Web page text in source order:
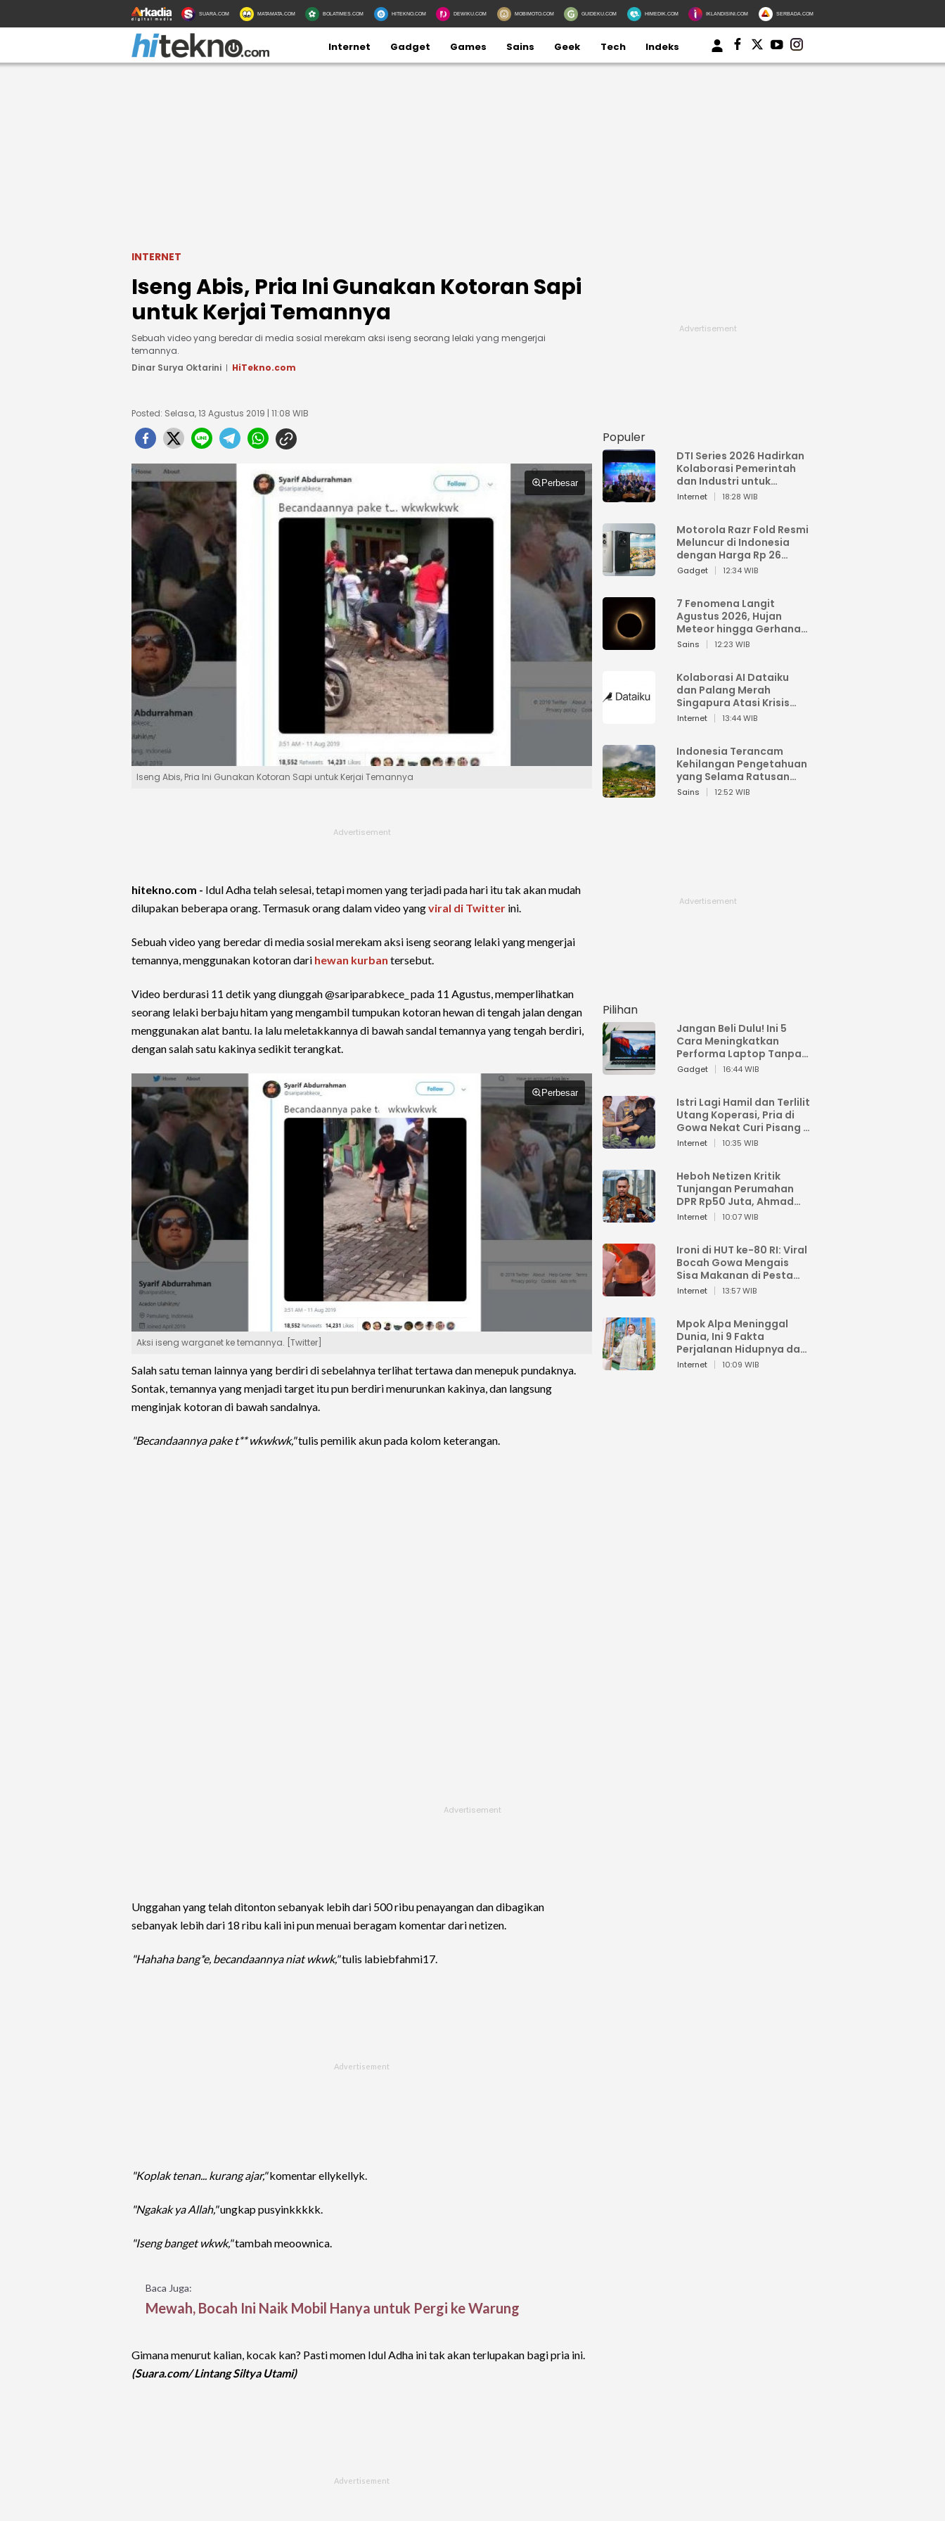
SUARA.COM MATAMATA.COM BOLATIMES.COM HITEKNO.COM DEWIKU.COM MOBIMOTO.COM GUIDEKU.COM HIMEDIK.COM IKLANDISINI.COM SERBADA.COM
Internet Gadget Games Sains Geek Tech Indeks
INTERNET
Iseng Abis, Pria Ini Gunakan Kotoran Sapi
untuk Kerjai Temannya
Sebuah video yang beredar di media sosial merekam aksi iseng seorang lelaki yang mengerjai
temannya.
Dinar Surya Oktarini
HiTekno.com
Posted: Selasa, 13 Agustus 2019 | 11:08 WIB
Perbesar
Iseng Abis, Pria Ini Gunakan Kotoran Sapi untuk Kerjai Temannya
hitekno.com - Idul Adha telah selesai, tetapi momen yang terjadi pada hari itu tak akan mudah
dilupakan beberapa orang. Termasuk orang dalam video yangviral di Twitter ini.
Sebuah video yang beredar di media sosial merekam aksi iseng seorang lelaki yang mengerjai
temannya, menggunakan kotoran dari hewan kurban tersebut.
Video berdurasi 11 detik yang diunggah @sariparabkece_ pada 11 Agustus, memperlihatkan
seorang lelaki berbaju hitam yang mengambil tumpukan kotoran hewan di tengah jalan dengan
menggunakan alat bantu. Ia lalu meletakkannya di bawah sandal temannya yang tengah berdiri,
dengan salah satu kakinya sedikit terangkat.
Perbesar
Aksi iseng warganet ke temannya. [Twitter]
Salah satu teman lainnya yang berdiri di sebelahnya terlihat tertawa dan menepuk pundaknya.
Sontak, temannya yang menjadi target itu pun berdiri menurunkan kakinya, dan langsung
menginjak kotoran di bawah sandalnya.
"Becandaannya pake t** wkwkwk,"tulis pemilik akun pada kolom keterangan.
Unggahan yang telah ditonton sebanyak lebih dari 500 ribu penayangan dan dibagikan
sebanyak lebih dari 18 ribu kali ini pun menuai beragam komentar dari netizen.
"Hahaha bang*e, becandaannya niat wkwk,"tulis labiebfahmi17.
"Koplak tenan... kurang ajar,"komentar ellykellyk.
"Ngakak ya Allah,"ungkap pusyinkkkkk.
"Iseng banget wkwk,"tambah meoownica.
Baca Juga:
Mewah, Bocah Ini Naik Mobil Hanya untuk Pergi ke Warung
Gimana menurut kalian, kocak kan? Pasti momen Idul Adha ini tak akan terlupakan bagi pria ini.
(Suara.com/ Lintang Siltya Utami)
Populer
DTI Series 2026 Hadirkan
Kolaborasi Pemerintah
dan Industri untuk
Percepatan
Internet 18:28 WIB
Motorola Razr Fold Resmi
Meluncur di Indonesia
dengan Harga Rp 26
Jutaan
Gadget 12:34 WIB
7 Fenomena Langit
Agustus 2026, Hujan
Meteor hingga Gerhana
Matahari
Sains 12:23 WIB
Kolaborasi AI Dataiku
dan Palang Merah
Singapura Atasi Krisis
Bencana
Internet 13:44 WIB
Indonesia Terancam
Kehilangan Pengetahuan
yang Selama Ratusan
Tahun Menjaga Alam
Sains 12:52 WIB
Pilihan
Jangan Beli Dulu! Ini 5
Cara Meningkatkan
Performa Laptop Tanpa
Harus Beli Baru
Gadget 16:44 WIB
Istri Lagi Hamil dan Terlilit
Utang Koperasi, Pria di
Gowa Nekat Curi Pisang 4
Tandan Milik Tetangga,
Internet 10:35 WIB
Heboh Netizen Kritik
Tunjangan Perumahan
DPR Rp50 Juta, Ahmad
Sahroni: Enggak Senang
Internet 10:07 WIB
Ironi di HUT ke-80 RI: Viral
Bocah Gowa Mengais
Sisa Makanan di Pesta
Kemerdekaan
Internet 13:57 WIB
Mpok Alpa Meninggal
Dunia, Ini 9 Fakta
Perjalanan Hidupnya dari
Viral hingga Puncak
Internet 10:09 WIB